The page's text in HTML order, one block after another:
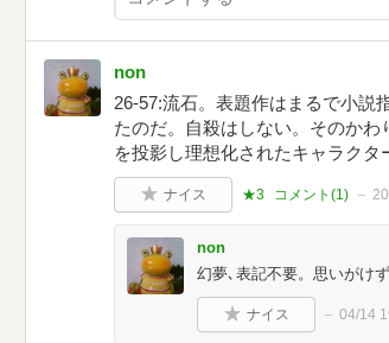
non
26-57:流石。表題作はまるで小説
たのだ。自殺はしない。そのかわ
を投影し理想化されたキャラク
ナイス ★3 コメント(1)
non
幻夢､表記不要。思いがけ
ナイス 04/14